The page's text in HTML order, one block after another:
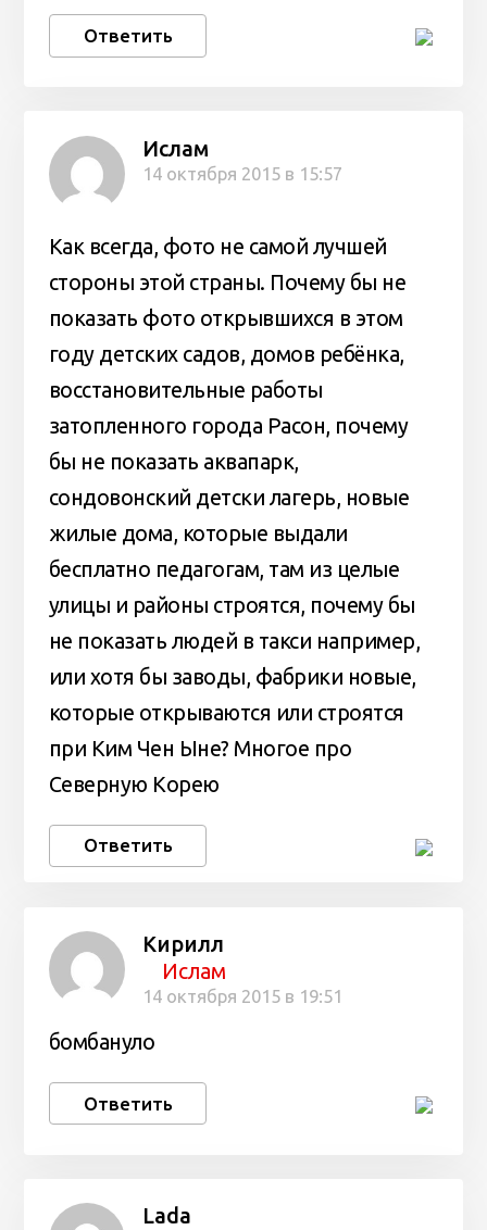
Ответить
Ислам
14 октября 2015 в 15:57
Как всегда, фото не самой лучшей
стороны этой страны. Почему бы не
показать фото открывшихся в этом
году детских садов, домов ребёнка,
восстановительные работы
затопленного города Расон, почему
бы не показать аквапарк,
сондовонский детски лагерь, новые
жилые дома, которые выдали
бесплатно педагогам, там из целые
улицы и районы строятся, почему бы
не показать людей в такси например,
или хотя бы заводы, фабрики новые,
которые открываются или строятся
при Ким Чен Ыне? Многое про
Северную Корею
Ответить
Кирилл
Ислам
14 октября 2015 в 19:51
бомбануло
Ответить
Lada